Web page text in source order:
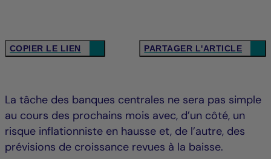
COPIER LE LIEN PARTAGER L'ARTICLE
La tâche des banques centrales ne sera pas simple
au cours des prochains mois avec, d’un côté, un
risque inflationniste en hausse et, de l’autre, des
prévisions de croissance revues à la baisse.